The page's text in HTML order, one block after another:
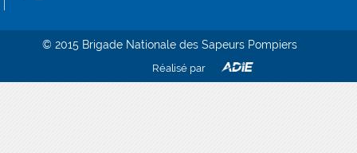
© 2015 Brigade Nationale des Sapeurs Pompiers
Réalisé par